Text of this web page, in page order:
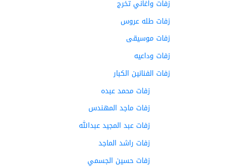
زفات واغاني تخرج
زفات طله عروس
زفات موسيقى
زفات وداعيه
زفات الفنانين الكبار
زفات محمد عبده
زفات ماجد المهندس
زفات عبد المجيد عبدالله
زفات راشد الماجد
زفات حسين الجسمي